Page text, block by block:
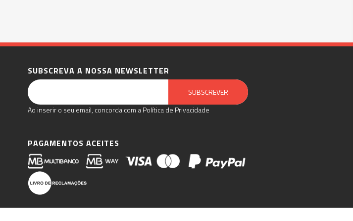
SUBSCREVA A NOSSA NEWSLETTER
SUBSCREVER
Email Marketing by E-goi
Ao inserir o seu email, concorda com a Política de Privacidade
PAGAMENTOS ACEITES